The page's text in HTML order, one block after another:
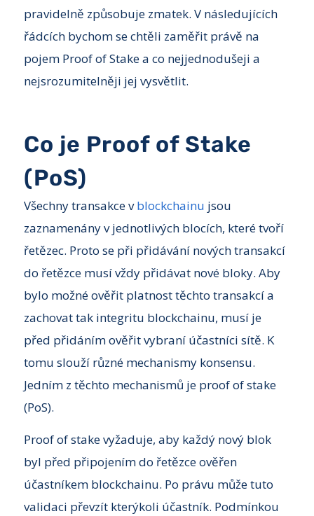
pravidelně způsobuje zmatek. V následujících
řádcích bychom se chtěli zaměřit právě na
pojem Proof of Stake a co nejjednodušeji a
nejsrozumitelněji jej vysvětlit.
Co je Proof of Stake
(PoS)
Všechny transakce vblockchainu jsou
zaznamenány v jednotlivých blocích, které tvoří
řetězec. Proto se při přidávání nových transakcí
do řetězce musí vždy přidávat nové bloky. Aby
bylo možné ověřit platnost těchto transakcí a
zachovat tak integritu blockchainu, musí je
před přidáním ověřit vybraní účastníci sítě. K
tomu slouží různé mechanismy konsensu.
Jedním z těchto mechanismů je proof of stake
(PoS).
Proof of stake vyžaduje, aby každý nový blok
byl před připojením do řetězce ověřen
účastníkem blockchainu. Po právu může tuto
validaci převzít kterýkoli účastník. Podmínkou